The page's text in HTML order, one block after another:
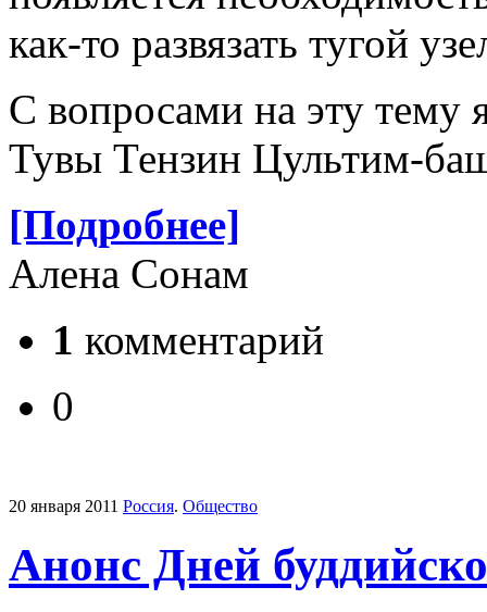
как-то развязать тугой
С вопросами на эту тему
Тувы Тензин Цультим-
[Подробнее]
Алена Сонам
1 комментарий
0
20 января 2011 Россия. Общество
Анонс Дней